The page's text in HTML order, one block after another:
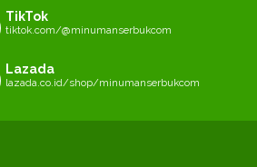
TikTok
tiktok.com/@minumanserbukcom
Lazada
lazada.co.id/shop/minumanserbukcom